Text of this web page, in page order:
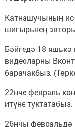
Катнашучының
шигырьнең
Бәйгедә 18 яшькә
видеоларны
барачакбыз.
22нче февраль
итүне туктатабыз.
26нчы февральдә